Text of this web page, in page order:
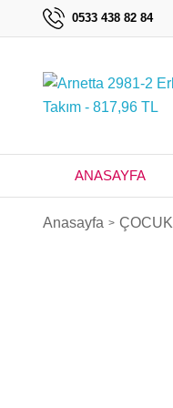
0533 438 82 84
ANASAYFA
Anasayfa ÇOCUK